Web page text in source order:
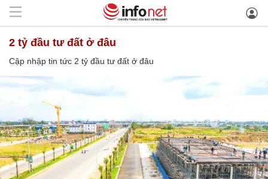
2 tỷ đầu tư đất ở đâu
Cập nhập tin tức 2 tỷ đầu tư đất ở đâu